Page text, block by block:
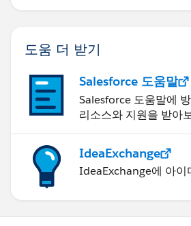
도움 더 받기
Salesforce 도움말
Salesforce 도움말에
리소스와 지원을 받아
IdeaExchange
IdeaExchange에 아이